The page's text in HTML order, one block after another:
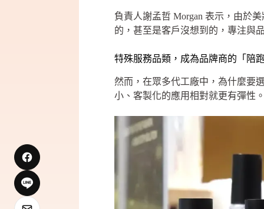
負責人謝孟哲 Morgan 表示，由於
的，甚至是客戶沒想到的，專注與
特殊服務品類，成為品牌商的「陪
然而，在眾多代工廠中，為什麼要
小、客製化的應用相對就更有彈性